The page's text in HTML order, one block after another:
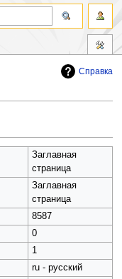
Справка
Заглавная
страница
Заглавная
страница
8587
0
1
ru - русский